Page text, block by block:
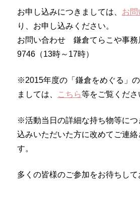
お申し込みにつきましては、 お問
り、お申し込みください。
お問い合わせ 鎌倉てらこや事
9746（13時～17時）
※2015年度の「鎌倉をめぐる」
ましては、
こちら等をご覧くださ
※活動当日の詳細な持ち物等につ
込みいただいた方に改めてご連絡
す。
多くの皆様のご参加をお待ちして